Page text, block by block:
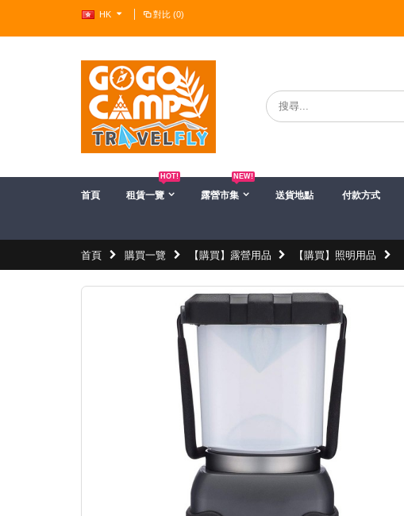
HK 對比 (0)
首頁 租賃一覽
HOT!
露營市集
NEW!
送貨地點 付款方式
首頁 購買一覽 【購買】露營用品 【購買】照明用品